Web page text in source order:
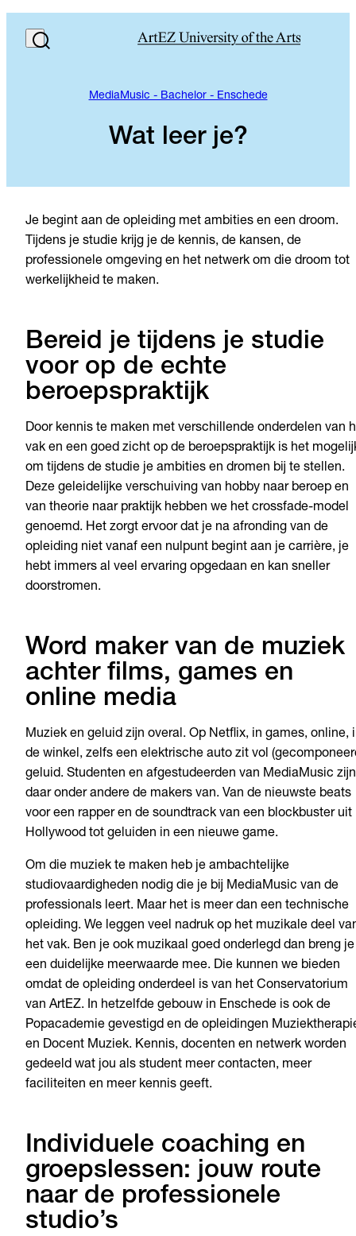
MediaMusic - Bachelor - Enschede
Wat leer je?
Je begint aan de opleiding met ambities en een droom.
Tijdens je studie krijg je de kennis, de kansen, de
professionele omgeving en het netwerk om die droom tot
werkelijkheid te maken.
Bereid je tijdens je studie
voor op de echte
beroepspraktijk
Door kennis te maken met verschillende onderdelen van
vak en een goed zicht op de beroepspraktijk is het
om tijdens de studie je ambities en dromen bij te stellen.
Deze geleidelijke verschuiving van hobby naar beroep en
van theorie naar praktijk hebben we het crossfade-model
genoemd. Het zorgt ervoor dat je na afronding van de
opleiding niet vanaf een nulpunt begint aan je carrière, je
hebt immers al veel ervaring opgedaan en kan sneller
doorstromen.
Word maker van de muziek
achter films, games en
online media
Muziek en geluid zijn overal. Op Netflix, in games, online,
de winkel, zelfs een elektrische auto zit vol
geluid. Studenten en afgestudeerden van MediaMusic zijn
daar onder andere de makers van. Van de nieuwste beats
voor een rapper en de soundtrack van een blockbuster uit
Hollywood tot geluiden in een nieuwe game.
Om die muziek te maken heb je ambachtelijke
studiovaardigheden nodig die je bij MediaMusic van de
professionals leert. Maar het is meer dan een technische
opleiding. We leggen veel nadruk op het muzikale deel
het vak. Ben je ook muzikaal goed onderlegd dan breng je
een duidelijke meerwaarde mee. Die kunnen we bieden
omdat de opleiding onderdeel is van het Conservatorium
van ArtEZ. In hetzelfde gebouw in Enschede is ook de
Popacademie gevestigd en de opleidingen
en Docent Muziek. Kennis, docenten en netwerk worden
gedeeld wat jou als student meer contacten, meer
faciliteiten en meer kennis geeft.
Individuele coaching en
groepslessen: jouw route
naar de professionele
studio’s